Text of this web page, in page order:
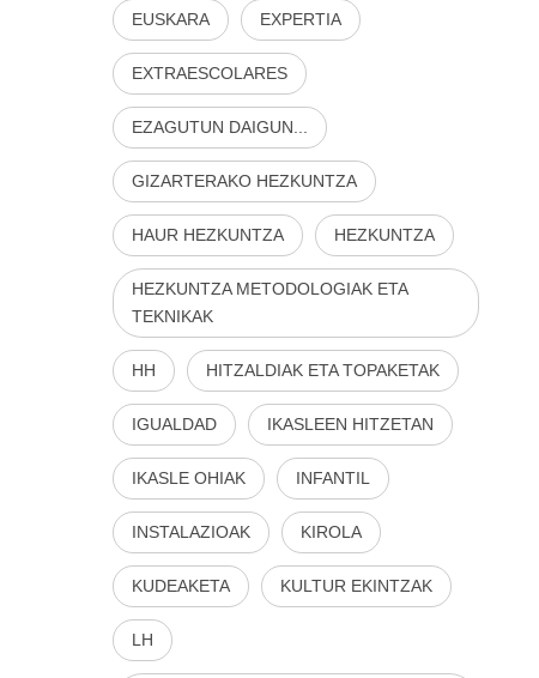
EUSKARA EXPERTIA
EXTRAESCOLARES
EZAGUTUN DAIGUN...
GIZARTERAKO HEZKUNTZA
HAUR HEZKUNTZA HEZKUNTZA
HEZKUNTZA METODOLOGIAK ETA
TEKNIKAK
HH HITZALDIAK ETA TOPAKETAK
IGUALDAD IKASLEEN HITZETAN
IKASLE OHIAK INFANTIL
INSTALAZIOAK KIROLA
KUDEAKETA KULTUR EKINTZAK
LH